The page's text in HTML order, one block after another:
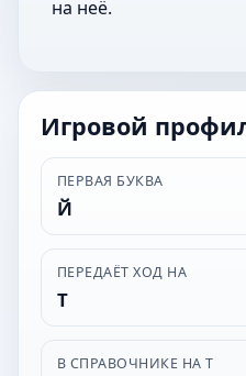
на неё.
Игровой
ПЕРВАЯ БУКВА
Й
ПЕРЕДАЁТ ХОД НА
Т
В СПРАВОЧНИКЕ НА Т